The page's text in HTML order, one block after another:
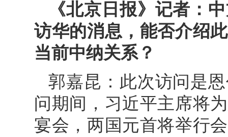
《北京日报》记者：
访华的消息，能否介绍
当前中纳关系？
郭嘉昆：此次访问是
问期间，习近平主席将
宴会，两国元首将举行